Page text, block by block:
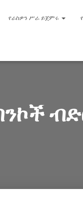
የራስዎን ሥራ ይጀምሩ